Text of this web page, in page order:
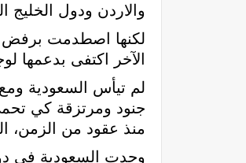
والاردن ودول الخليج
لكنها اصطدمت برفض
الآخر اكتفى بدعمها
لم تيأس السعودية
جنود ومرتزقة كي
منذ عقود من الزمن،
وجدت السعودية في